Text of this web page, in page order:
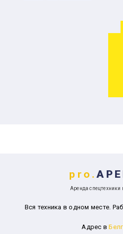
pro.
Аренда спецтехники
Вся техника в одном месте.
Адрес в